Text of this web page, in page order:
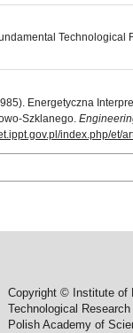
Technological
Energetyczna
Szklanego.
index.php/et/
Copyright © Institute of
Technological Research
Polish Academy of